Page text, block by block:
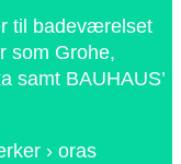
til badeværelset
som Grohe,
samt BAUHAUS’
› oras